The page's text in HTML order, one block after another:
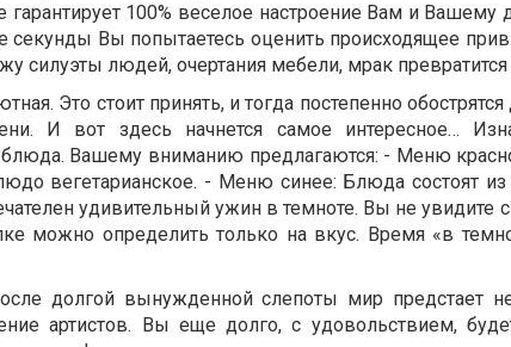
гарантирует 100% веселое настроение Вам и
Вы попытаетесь оценить происходящее
силуэты людей, очертания мебели, мрак
Это стоит принять, и тогда постепенно обострятся
И вот здесь начнется самое интересное…
Вашему вниманию предлагаются: - Меню
вегетарианское. - Меню синее: Блюда состоят
удивительный ужин в темноте. Вы не увидите
можно определить только на вкус. Время «в
долгой вынужденной слепоты мир предстает
артистов. Вы еще долго, с удовольствием,